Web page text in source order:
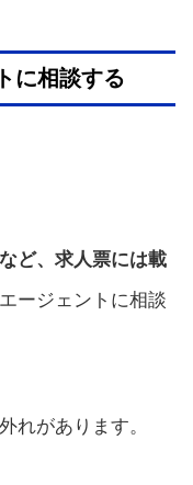
に相談する
ど、求人票には載
ージェントに相談
れがあります。